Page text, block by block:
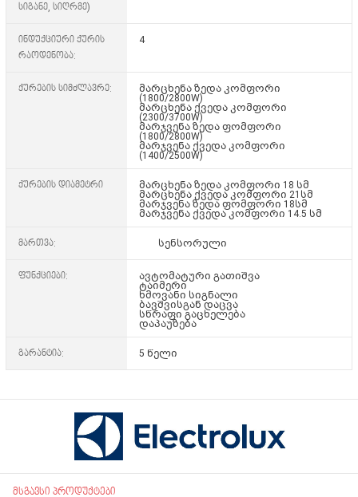
სიგანე, სიღრმე)
ინდუქციური ქურის
რაოდენობა:
4
ქურების სიმძლავრე:
მარცხენა ზედა კომფორი
(1800/2800W)
მარცხენა ქვედა კომფორი
(2300/3700W)
მარჯვენა ზედა ფომფორი
(1800/2800W)
მარჯვენა ქვედა კომფორი
(1400/2500W)
ქურების დიამეტრი
მარცხენა ზედა კომფორი 18 სმ
მარცხენა ქვედა კომფორი 21სმ
მარჯვენა ზედა ფომფორი 18სმ
მარჯვენა ქვედა კომფორი 14.5 სმ
მართვა: სენსორული
ფუნქციები:
ავტომატური გათიშვა
ტაიმერი
ხმოვანი სიგნალი
ბავშვისგან დაცვა
სწრაფი გაცხელება
დაპაუზება
გარანტია: 5 წელი
მსგავსი პროდუქტები